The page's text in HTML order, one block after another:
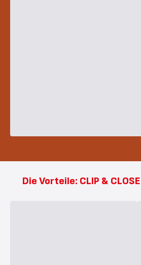
Die Vorteile: CLIP &